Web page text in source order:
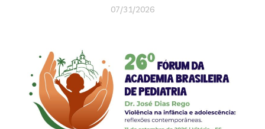
07/31/2026